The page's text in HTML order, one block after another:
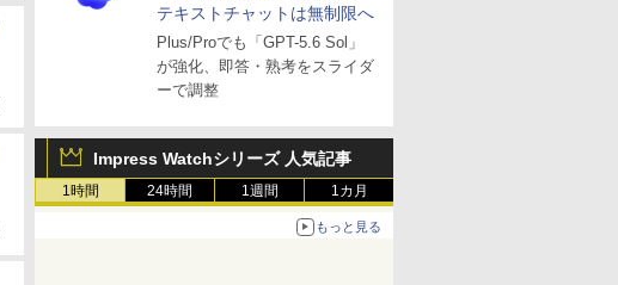
テキストチャットは無制限へ
Plus/Proでも「GPT-5.6 Sol」
が強化、即答・熟考をスライダ
ーで調整
Impress Watchシリーズ 人気記事
1時間 24時間 1週間 1カ月
もっと見る